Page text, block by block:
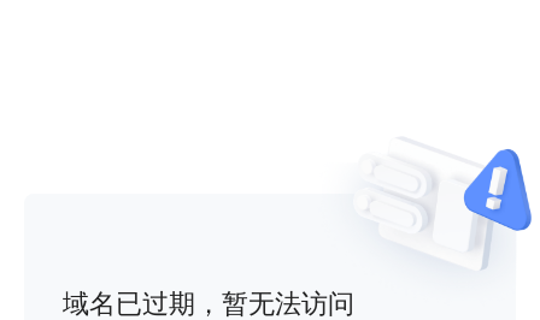
域名已过期，暂无法访问